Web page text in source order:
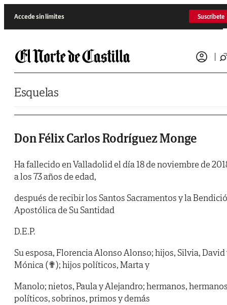
Accede sin límites Suscríbete
Esquelas
Don Félix Carlos Rodríguez Monge
Ha fallecido en Valladolid el día 18 de noviembre de
a los 73 años de edad,
después de recibir los Santos Sacramentos y la
Apostólica de Su Santidad
D.E.P.
Su esposa, Florencia Alonso Alonso; hijos, Silvia, David
Mónica (✟); hijos políticos, Marta y
Manolo; nietos, Paula y Alejandro; hermanos,
políticos, sobrinos, primos y demás